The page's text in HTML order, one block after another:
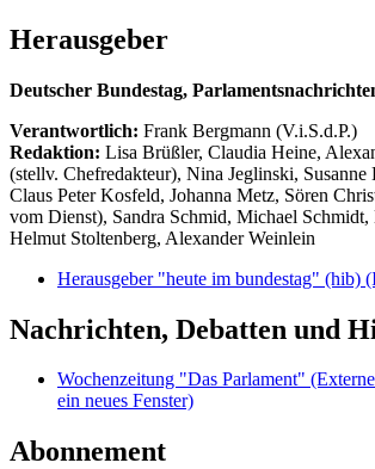
Herausgeber
Deutscher Bundestag,
Verantwortlich: Frank Bergmann (V.i.S.d.P.)
Redaktion: Lisa Brüßler, Claudia Heine,
(stellv. Chefredakteur), Nina Jeglinski,
Claus Peter Kosfeld, Johanna Metz, Sören
vom Dienst), Sandra Schmid, Michael Schmidt,
Helmut Stoltenberg, Alexander Weinlein
Herausgeber "heute im bundestag" (hib)
Nachrichten, Debatten und
Wochenzeitung "Das Parlament"
ein neues Fenster)
Abonnement